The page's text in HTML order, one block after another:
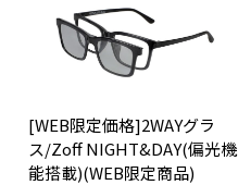
[WEB限定価格]2WAYグラ
ス/Zoff NIGHT&DAY(偏光機
能搭載)(WEB限定商品)